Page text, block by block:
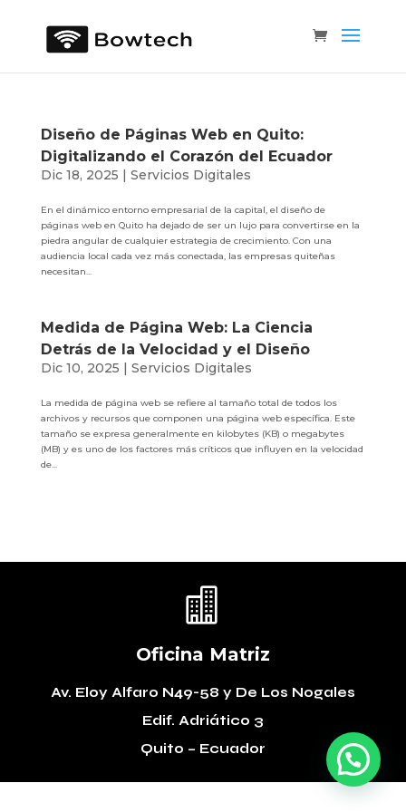
Diseño de Páginas Web en Quito:
Digitalizando el Corazón del Ecuador
Dic 18, 2025 | Servicios Digitales
En el dinámico entorno empresarial de la capital, el diseño de
páginas web en Quito ha dejado de ser un lujo para convertirse en la
piedra angular de cualquier estrategia de crecimiento. Con una
audiencia local cada vez más conectada, las empresas quiteñas
necesitan...
Medida de Página Web: La Ciencia
Detrás de la Velocidad y el Diseño
Dic 10, 2025 | Servicios Digitales
La medida de página web se refiere al tamaño total de todos los
archivos y recursos que componen una página web específica. Este
tamaño se expresa generalmente en kilobytes (KB) o megabytes
(MB) y es uno de los factores más críticos que influyen en la velocidad
de...

Oficina Matriz
Av. Eloy Alfaro N49-58 y De Los Nogales
Edif. Adriático 3
Quito – Ecuador